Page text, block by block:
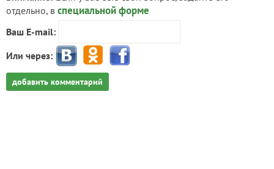
отдельно, в специальной форме
Ваш E-mail:
Или через:
добавить комментарий